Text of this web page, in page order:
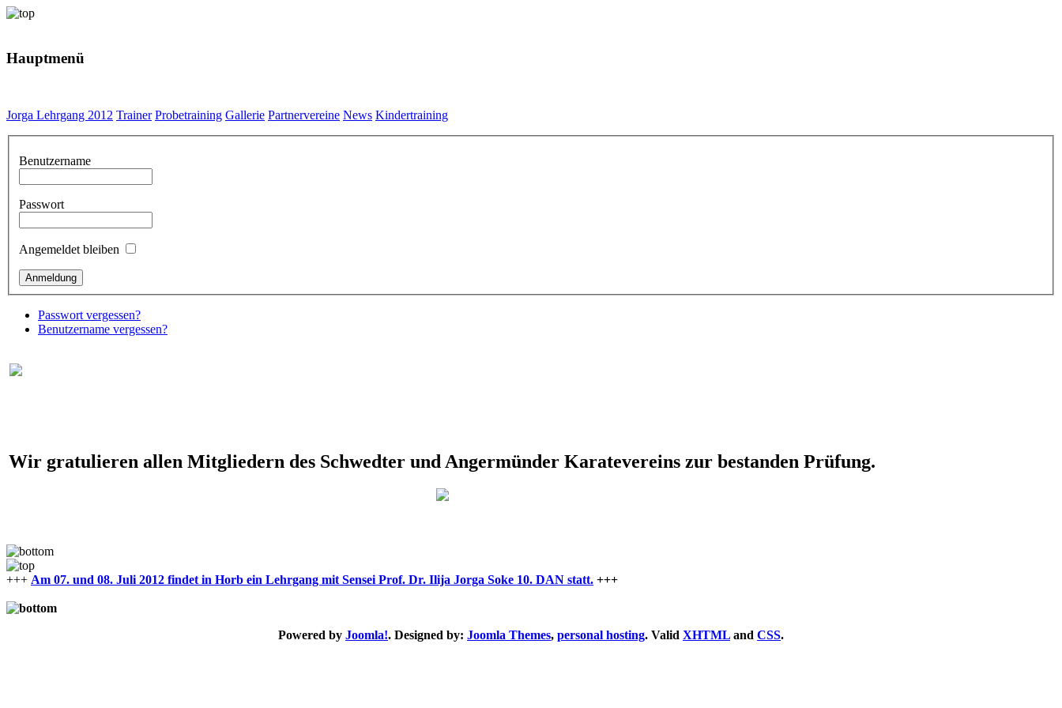
Hauptmenü
Jorga Lehrgang 2012 Trainer Probetraining Gallerie Partnervereine News Kindertraining
Benutzername
Passwort
Angemeldet bleiben
Passwort vergessen?
Benutzername vergessen?
Wir gratulieren allen Mitgliedern des Schwedter und Angermünder Karatevereins zur bestanden Prüfung.
+++ Am 07. und 08. Juli 2012 findet in Horb ein Lehrgang mit Sensei Prof. Dr. Ilija Jorga Soke 10. DAN statt. +++
Powered by Joomla!. Designed by: Joomla Themes, personal hosting. Valid XHTML and CSS.